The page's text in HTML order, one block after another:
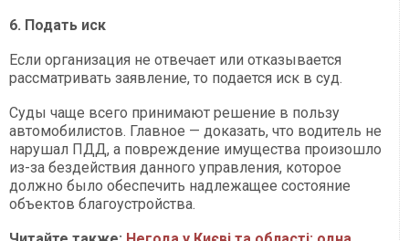
6. Подать иск
Если организация не отвечает или отказывается
рассматривать заявление, то подается иск в суд.
Суды чаще всего принимают решение в пользу
автомобилистов. Главное — доказать, что водитель не
нарушал ПДД, а повреждение имущества произошло
из-за бездействия данного управления, которое
должно было обеспечить надлежащее состояние
объектов благоустройства.